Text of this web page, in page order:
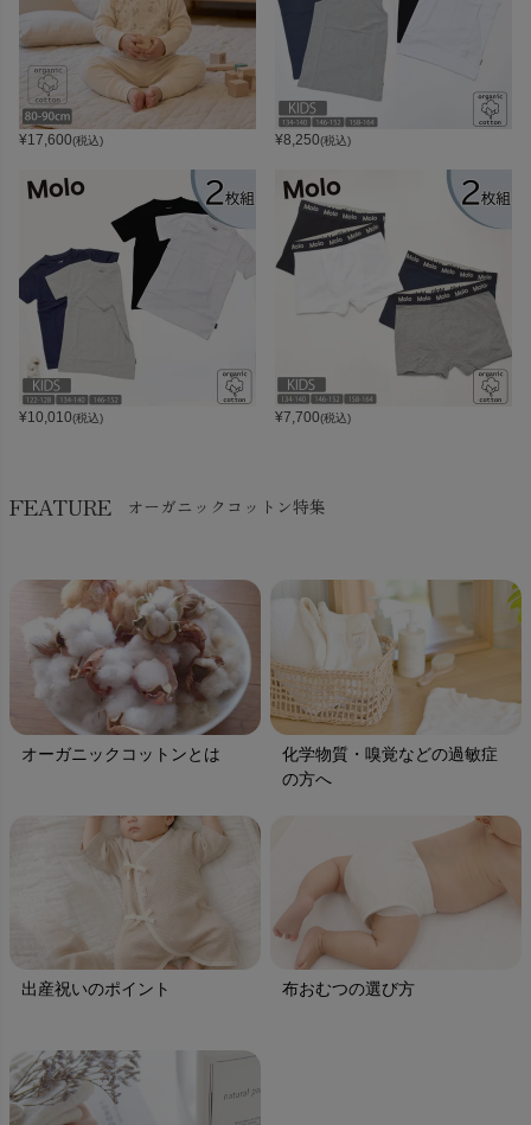
¥17,600(税込) ¥8,250(税込)
¥10,010(税込) ¥7,700(税込)
FEATURE オーガニックコットン特集
オーガニックコットンとは
化学物質・嗅覚などの過敏症
の方へ
出産祝いのポイント 布おむつの選び方